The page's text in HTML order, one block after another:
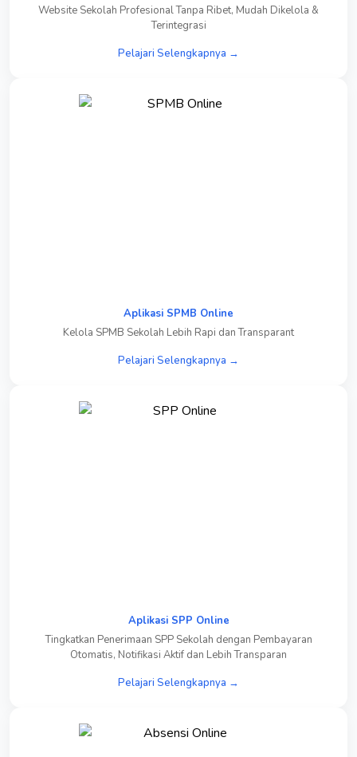
Website Sekolah Profesional Tanpa Ribet, Mudah Dikelola &
Terintegrasi
Pelajari Selengkapnya →
Aplikasi SPMB Online
Kelola SPMB Sekolah Lebih Rapi dan Transparant
Pelajari Selengkapnya →
Aplikasi SPP Online
Tingkatkan Penerimaan SPP Sekolah dengan Pembayaran
Otomatis, Notifikasi Aktif dan Lebih Transparan
Pelajari Selengkapnya →